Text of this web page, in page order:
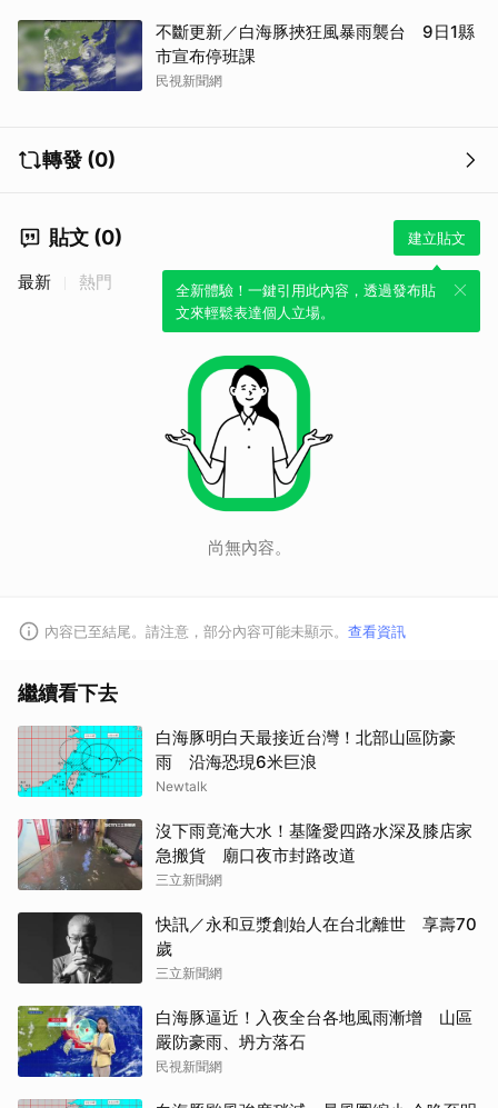
不斷更新／白海豚挾狂風暴雨襲台 9日1縣
市宣布停班課
民視新聞網
轉發 (0)
貼文 (0) 建立貼文
全新體驗！一鍵引用此內容，透過發布貼
文來輕鬆表達個人立場。
最新 熱門
尚無內容。
內容已至結尾。請注意，部分內容可能未顯示。 查看資訊
繼續看下去
白海豚明白天最接近台灣！北部山區防豪
雨 沿海恐現6米巨浪
Newtalk
沒下雨竟淹大水！基隆愛四路水深及膝店家
急搬貨 廟口夜市封路改道
三立新聞網
快訊／永和豆漿創始人在台北離世 享壽70
歲
三立新聞網
白海豚逼近！入夜全台各地風雨漸增 山區
嚴防豪雨、坍方落石
民視新聞網